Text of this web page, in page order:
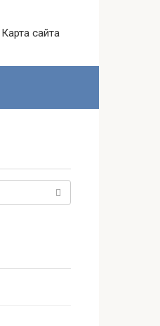
Карта сайта